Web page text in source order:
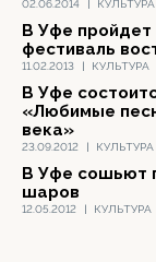
02.06.2014 | КУЛЬТУРА
11.02.2013 | КУЛЬТУРА
В Уфе
фестиваль
23.09.2012 | КУЛЬТУРА
В Уфе
«Любимые
века»
12.05.2012 | КУЛЬТУРА
В Уфе сошьют
шаров